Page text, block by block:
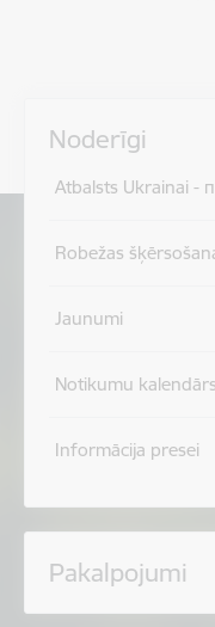
Noderīgi
Atbalsts Ukrainai -
Robežas
Jaunumi
Notikumu kalendārs
Informācija presei
Pakalpojumi